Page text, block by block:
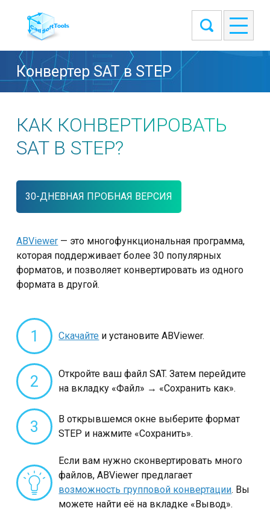
Конвертер SAT в STEP
КАК КОНВЕРТИРОВАТЬ
SAT В STEP?
30-ДНЕВНАЯ ПРОБНАЯ ВЕРСИЯ
ABViewer — это многофункциональная программа,
которая поддерживает более 30 популярных
форматов, и позволяет конвертировать из одного
формата в другой.
1 Скачайте и установите ABViewer.
2
Откройте ваш файл SAT. Затем перейдите
на вкладку «Файл» → «Сохранить как».
3
В открывшемся окне выберите формат
STEP и нажмите «Сохранить».
Если вам нужно сконвертировать много
файлов, ABViewer предлагает
возможность групповой конвертации. Вы
можете найти её на вкладке «Вывод».